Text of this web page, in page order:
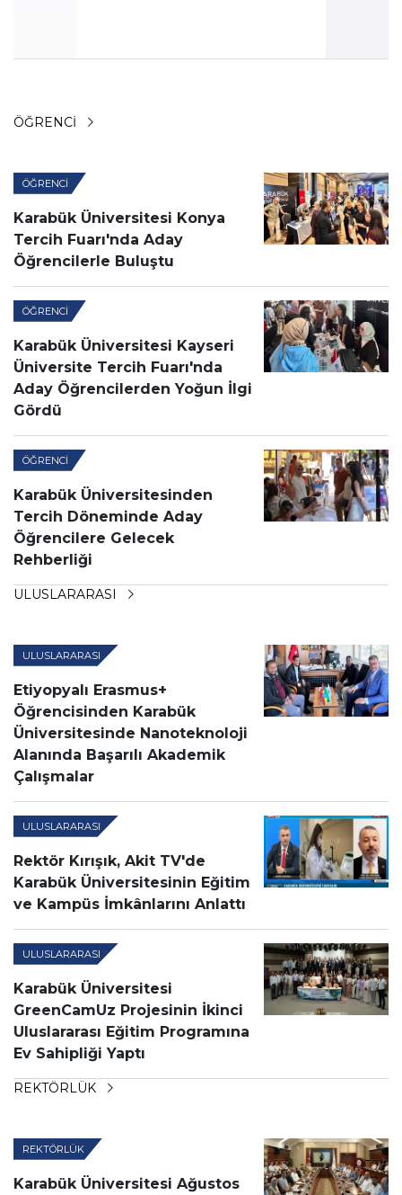
ÖĞRENCI
ÖĞRENCI
Karabük Üniversitesi Konya
Tercih Fuarı'nda Aday
Öğrencilerle Buluştu
ÖĞRENCI
Karabük Üniversitesi Kayseri
Üniversite Tercih Fuarı'nda
Aday Öğrencilerden Yoğun İlgi
Gördü
ÖĞRENCI
Karabük Üniversitesinden
Tercih Döneminde Aday
Öğrencilere Gelecek
Rehberliği
ULUSLARARASI
ULUSLARARASI
Etiyopyalı Erasmus+
Öğrencisinden Karabük
Üniversitesinde Nanoteknoloji
Alanında Başarılı Akademik
Çalışmalar
ULUSLARARASI
Rektör Kırışık, Akit TV'de
Karabük Üniversitesinin Eğitim
ve Kampüs İmkânlarını Anlattı
ULUSLARARASI
Karabük Üniversitesi
GreenCamUz Projesinin İkinci
Uluslararası Eğitim Programına
Ev Sahipliği Yaptı
REKTÖRLÜK
REKTÖRLÜK
Karabük Üniversitesi Ağustos